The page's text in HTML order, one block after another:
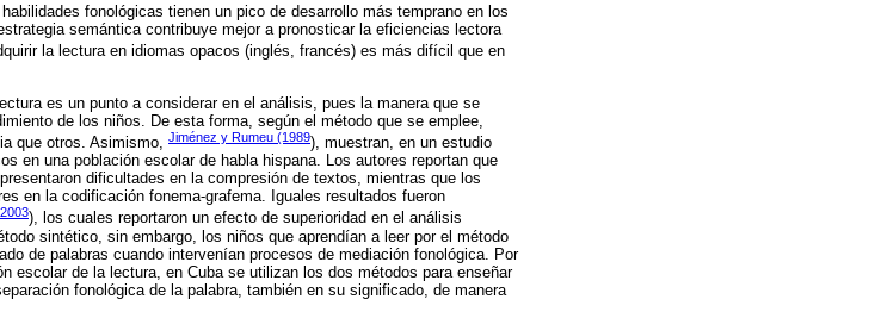
fonológicas tienen un pico de desarrollo más temprano en los
semántica contribuye mejor a pronosticar la eficiencias lectora
la lectura en idiomas opacos (inglés, francés) es más difícil que en
es un punto a considerar en el análisis, pues la manera que se
de los niños. De esta forma, según el método que se emplee,
que otros. Asimismo, Jiménez y Rumeu (1989), muestran, en un estudio
en una población escolar de habla hispana. Los autores reportan que
dificultades en la compresión de textos, mientras que los
en la codificación fonema-grafema. Iguales resultados fueron
), los cuales reportaron un efecto de superioridad en el análisis
sintético, sin embargo, los niños que aprendían a leer por el método
de palabras cuando intervenían procesos de mediación fonológica. Por
escolar de la lectura, en Cuba se utilizan los dos métodos para enseñar
fonológica de la palabra, también en su significado, de manera